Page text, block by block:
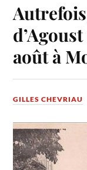
août à
GILLES CHEVRIAU